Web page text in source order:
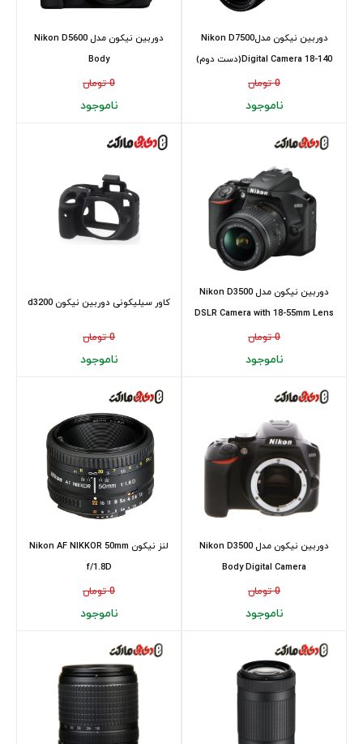
دوربین نیکون مدل Nikon D5600
Body
0 تومان
ناموجود
دوربین نیکون مدلNikon D7500
Digital Camera 18-140(دست دوم)
0 تومان
ناموجود
کاور سیلیکونی دوربین نیکون d3200
0 تومان
ناموجود
دوربین نیکون مدل Nikon D3500
DSLR Camera with 18-55mm Lens
0 تومان
ناموجود
لنز نیکون Nikon AF NIKKOR 50mm
f/1.8D
0 تومان
ناموجود
دوربین نیکون مدل Nikon D3500
Body Digital Camera
0 تومان
ناموجود